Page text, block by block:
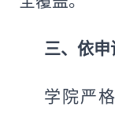
三、依
学院严